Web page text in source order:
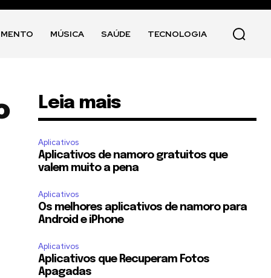
MÚSICA SAÚDE TECNOLOGIA
Leia mais
Aplicativos
Aplicativos de namoro gratuitos que
valem muito a pena
Aplicativos
Os melhores aplicativos de namoro para
Android e iPhone
Aplicativos
Aplicativos que Recuperam Fotos
Apagadas